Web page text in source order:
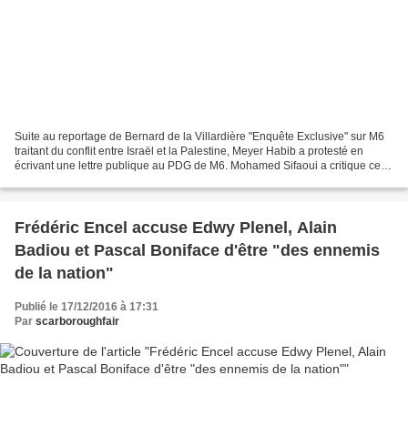
Suite au reportage de Bernard de la Villardière "Enquête Exclusive" sur M6
traitant du conflit entre Israël et la Palestine, Meyer Habib a protesté en
écrivant une lettre publique au PDG de M6. Mohamed Sifaoui a critique ces
Frédéric Encel accuse Edwy Plenel, Alain
Badiou et Pascal Boniface d'être "des ennemis
de la nation"
Publié le 17/12/2016 à 17:31
Par scarboroughfair